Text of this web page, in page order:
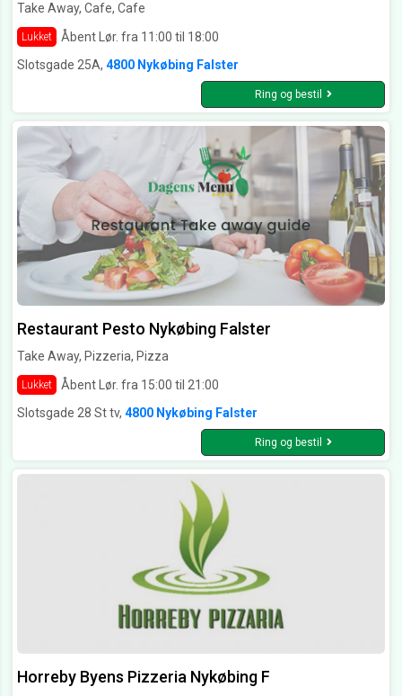
Take Away, Cafe, Cafe
Lukket
Åbent Lør. fra 11:00 til 18:00
Slotsgade 25A, 4800 Nykøbing Falster
Ring og bestil
Restaurant Pesto Nykøbing Falster
Take Away, Pizzeria, Pizza
Lukket
Åbent Lør. fra 15:00 til 21:00
Slotsgade 28 St tv, 4800 Nykøbing Falster
Ring og bestil
Horreby Byens Pizzeria Nykøbing F